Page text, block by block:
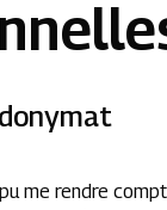
me rendre